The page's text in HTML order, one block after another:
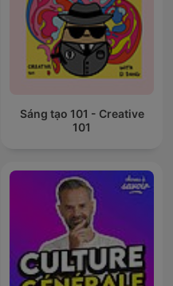
Sáng tạo 101 - Creative
101